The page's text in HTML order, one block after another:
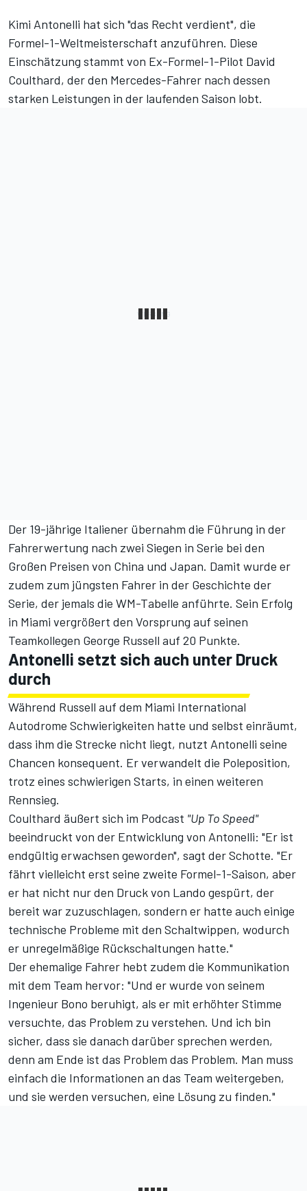
Kimi Antonelli hat sich "das Recht verdient", die
Formel-1-Weltmeisterschaft anzuführen. Diese
Einschätzung stammt von Ex-Formel-1-Pilot David
Coulthard, der den Mercedes-Fahrer nach dessen
starken Leistungen in der laufenden Saison lobt.
Der 19-jährige Italiener übernahm die Führung in der
Fahrerwertung nach zwei Siegen in Serie bei den
Großen Preisen von China und Japan. Damit wurde er
zudem zum jüngsten Fahrer in der Geschichte der
Serie, der jemals die WM-Tabelle anführte. Sein Erfolg
in Miami vergrößert den Vorsprung auf seinen
Teamkollegen George Russell auf 20 Punkte.
Antonelli setzt sich auch unter Druck
durch
Während Russell auf dem Miami International
Autodrome Schwierigkeiten hatte und selbst einräumt,
dass ihm die Strecke nicht liegt, nutzt Antonelli seine
Chancen konsequent. Er verwandelt die Poleposition,
trotz eines schwierigen Starts, in einen weiteren
Rennsieg.
Coulthard äußert sich im Podcast "Up To Speed"
beeindruckt von der Entwicklung von Antonelli: "Er ist
endgültig erwachsen geworden", sagt der Schotte. "Er
fährt vielleicht erst seine zweite Formel-1-Saison, aber
er hat nicht nur den Druck von Lando gespürt, der
bereit war zuzuschlagen, sondern er hatte auch einige
technische Probleme mit den Schaltwippen, wodurch
er unregelmäßige Rückschaltungen hatte."
Der ehemalige Fahrer hebt zudem die Kommunikation
mit dem Team hervor: "Und er wurde von seinem
Ingenieur Bono beruhigt, als er mit erhöhter Stimme
versuchte, das Problem zu verstehen. Und ich bin
sicher, dass sie danach darüber sprechen werden,
denn am Ende ist das Problem das Problem. Man muss
einfach die Informationen an das Team weitergeben,
und sie werden versuchen, eine Lösung zu finden."